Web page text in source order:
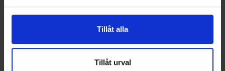
för sociala medier och analysera vår trafik. Vi
vidarebefordrar även sådana identifierare och annan
annons- och analysföretag som vi samarbetar med.
Dessa kan i sin tur kombinera informationen med annan
Tillåt alla
Tillåt urval